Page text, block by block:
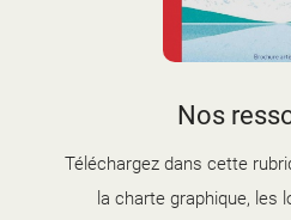
2025-2026.jpg
Nos
Téléchargez dans cette
la charte graphique, les